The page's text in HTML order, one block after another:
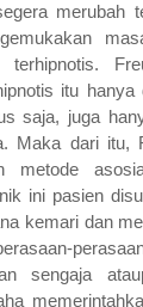
merubah
itu hanya
saja, juga
Maka dari itu,
metode
ini pasien
kemari dan
sengaja